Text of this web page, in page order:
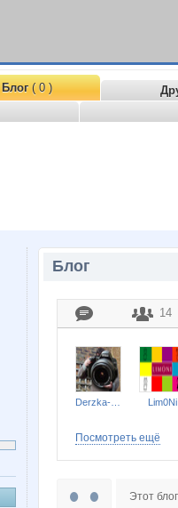
Блог( 0 )
Блог
14
Lim0Ni
Посмотреть ещё
Этот